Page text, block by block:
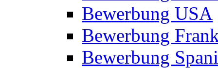
Bewerbung USA
Bewerbung
Bewerbung